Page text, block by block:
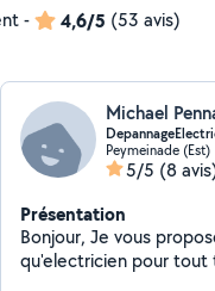
- 4,6/5 (53 avis)
Michael
Peymeinade (Est)
5/5 (8
Présentation
Bonjour, Je vous propose mes services en tant
qu'electricien pour tout